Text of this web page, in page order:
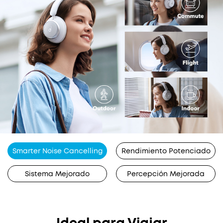
Smarter Noise Cancelling Rendimiento Potenciado
Sistema Mejorado Percepción Mejorada